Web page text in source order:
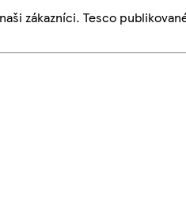
zákazníci. Tesco